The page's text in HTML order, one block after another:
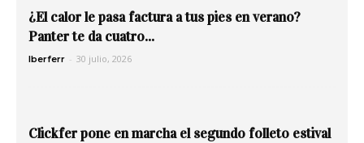
¿El calor le pasa factura a tus pies en verano?
Panter te da cuatro...
Iberferr - 30 julio, 2026
Clickfer pone en marcha el segundo folleto estival